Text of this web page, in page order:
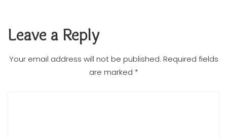
Leave a Reply
Your email address will not be published. Required fields
are marked *